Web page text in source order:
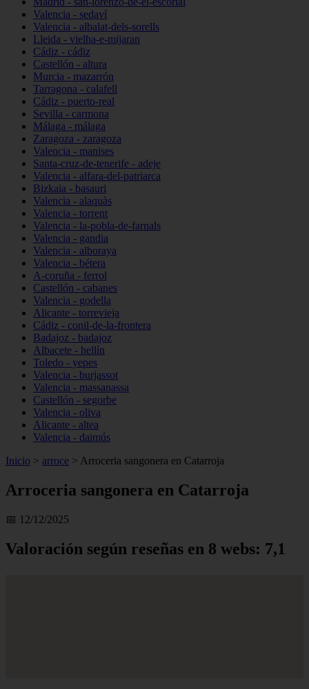
Valencia - sedaví
Valencia - albalat-dels-sorells
Lleida - vielha-e-mijaran
Cádiz - cádiz
Castellón - altura
Murcia - mazarrón
Tarragona - calafell
Cádiz - puerto-real
Sevilla - carmona
Málaga - málaga
Zaragoza - zaragoza
Valencia - manises
Santa-cruz-de-tenerife - adeje
Valencia - alfara-del-patriarca
Bizkaia - basauri
Valencia - alaquàs
Valencia - torrent
Valencia - la-pobla-de-farnals
Valencia - gandia
Valencia - alboraya
Valencia - bétera
A-coruña - ferrol
Castellón - cabanes
Valencia - godella
Alicante - torrevieja
Cádiz - conil-de-la-frontera
Badajoz - badajoz
Albacete - hellín
Toledo - yepes
Valencia - burjassot
Valencia - massanassa
Castellón - segorbe
Valencia - oliva
Alicante - altea
Valencia - daimús
Inicio > arroce > Arroceria sangonera en Catarroja
Arroceria sangonera en Catarroja
📅 12/12/2025
Valoración según reseñas en 8 webs: 7,1